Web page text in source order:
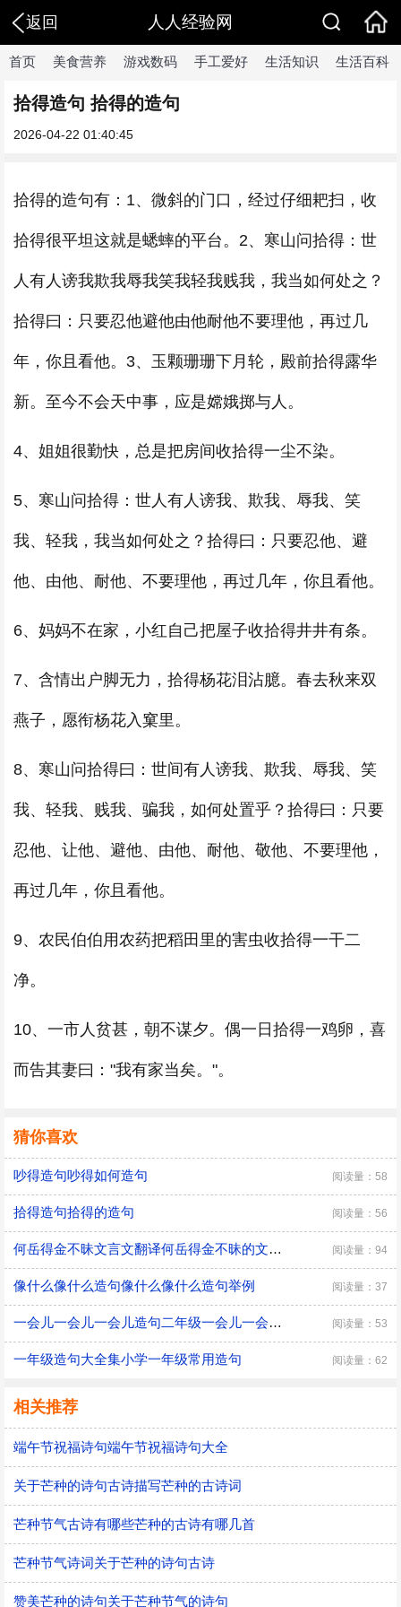
返回 人人经验网
首页 美食营养 游戏数码 手工爱好 生活知识 生活百科
拾得造句 拾得的造句
2026-04-22 01:40:45
拾得的造句有：1、微斜的门口，经过仔细耙扫，收
拾得很平坦这就是蟋蟀的平台。2、寒山问拾得：世
人有人谤我欺我辱我笑我轻我贱我，我当如何处之？
拾得曰：只要忍他避他由他耐他不要理他，再过几
年，你且看他。3、玉颗珊珊下月轮，殿前拾得露华
新。至今不会天中事，应是嫦娥掷与人。
4、姐姐很勤快，总是把房间收拾得一尘不染。
5、寒山问拾得：世人有人谤我、欺我、辱我、笑
我、轻我，我当如何处之？拾得曰：只要忍他、避
他、由他、耐他、不要理他，再过几年，你且看他。
6、妈妈不在家，小红自己把屋子收拾得井井有条。
7、含情出户脚无力，拾得杨花泪沾臆。春去秋来双
燕子，愿衔杨花入窠里。
8、寒山问拾得曰：世间有人谤我、欺我、辱我、笑
我、轻我、贱我、骗我，如何处置乎？拾得曰：只要
忍他、让他、避他、由他、耐他、敬他、不要理他，
再过几年，你且看他。
9、农民伯伯用农药把稻田里的害虫收拾得一干二
净。
10、一市人贫甚，朝不谋夕。偶一日拾得一鸡卵，喜
而告其妻曰："我有家当矣。"。
猜你喜欢
吵得造句吵得如何造句 阅读量：58
拾得造句拾得的造句 阅读量：56
何岳得金不昧文言文翻译何岳得金不昧的文言文翻译 阅读量：94
像什么像什么造句像什么像什么造句举例 阅读量：37
一会儿一会儿一会儿造句二年级一会儿一会儿一会儿怎么造句 阅读量：53
一年级造句大全集小学一年级常用造句 阅读量：62
相关推荐
端午节祝福诗句端午节祝福诗句大全
关于芒种的诗句古诗描写芒种的古诗词
芒种节气古诗有哪些芒种的古诗有哪几首
芒种节气诗词关于芒种的诗句古诗
赞美芒种的诗句关于芒种节气的诗句